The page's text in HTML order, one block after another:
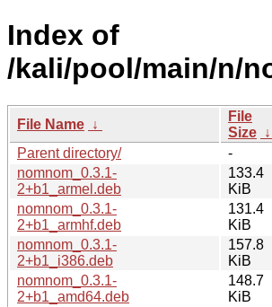
Index of
/kali/pool/main/n/
File Name ↓
File
Size ↓
Parent directory/
-
nomnom_0.3.1-
2+b1_armel.deb
133.4
KiB
nomnom_0.3.1-
2+b1_armhf.deb
131.4
KiB
nomnom_0.3.1-
2+b1_i386.deb
157.8
KiB
nomnom_0.3.1-
2+b1_amd64.deb
148.7
KiB